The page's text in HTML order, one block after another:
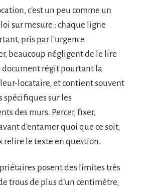
c’est un peu comme un
sur mesure : chaque ligne
pris par l’urgence
beaucoup négligent de le lire
document régit pourtant la
locataire, et contient souvent
spécifiques sur les
des murs. Percer, fixer,
d’entamer quoi que ce soit,
relire le texte en question.
posent des limites très
trous de plus d’un centimètre,